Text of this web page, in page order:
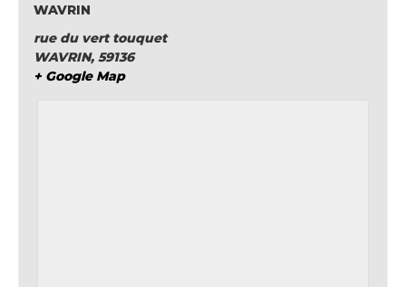
WAVRIN
rue du vert touquet
WAVRIN, 59136
+ Google Map